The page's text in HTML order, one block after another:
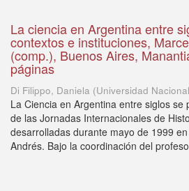
La ciencia en Argentina entre
contextos e instituciones,
(comp.), Buenos Aires,
páginas
Di Filippo, Daniela (Universidad
La Ciencia en Argentina entre siglos se
de las Jornadas Internacionales de
desarrolladas durante mayo de 1999
Andrés. Bajo la coordinación del